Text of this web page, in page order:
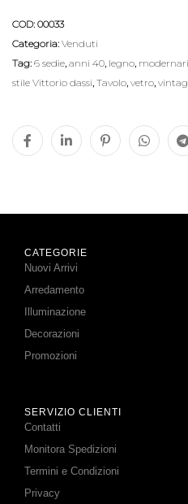
COD: 00033
Categoria: Venduti
Tag: 6 sedie, anni 40, legno,
stile Vittorio dassi, Tavolo, vetro,
CATEGORIE
Nuovi Arrivi
Arredamento
Illuminazione
Decorazioni
Promozioni
SERVIZIO CLIENTI
Contatti
Monitora Spedizioni
Termini e Condizioni
Privacy